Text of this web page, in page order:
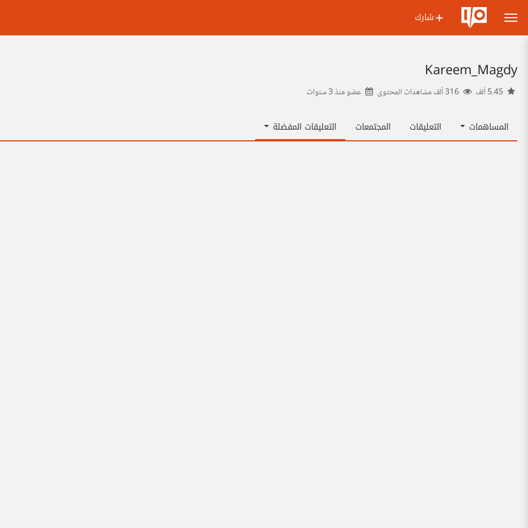
شارك
Kareem_Magdy
عضو منذ3 سنوات
المساهمات التعليقات المجتمعات التعليقات المفضلة